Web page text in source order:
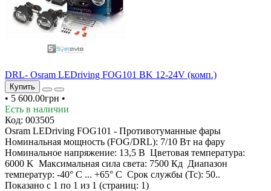
DRL- Osram LEDriving FOG101 BK 12-24V (комп.)
Купить
• 5 600.00грн •
Есть в наличии
Код: 003505
Osram LEDriving FOG101 - Противотуманные фары
Номинальная мощность (FOG/DRL): 7/10 Вт на фару
Номинальное напряжение: 13,5 В Цветовая температура:
6000 K Максимальная сила света: 7500 Кд Диапазон
температур: -40° C ... +65° C Срок службы (Tc): 50..
Показано с 1 по 1 из 1 (страниц: 1)